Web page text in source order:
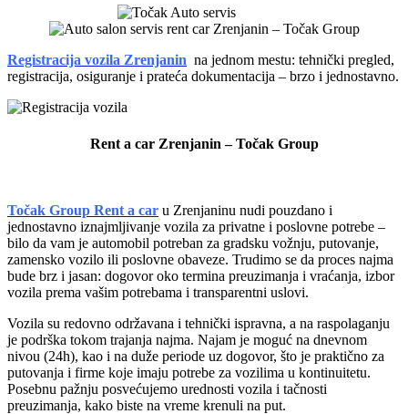
Registracija vozila Zrenjanin na jednom mestu: tehnički pregled,
registracija, osiguranje i prateća dokumentacija – brzo i jednostavno.
Rent a car Zrenjanin – Točak Group
Točak Group Rent a car u Zrenjaninu nudi pouzdano i
jednostavno iznajmljivanje vozila za privatne i poslovne potrebe –
bilo da vam je automobil potreban za gradsku vožnju, putovanje,
zamensko vozilo ili poslovne obaveze. Trudimo se da proces najma
bude brz i jasan: dogovor oko termina preuzimanja i vraćanja, izbor
vozila prema vašim potrebama i transparentni uslovi.
Vozila su redovno održavana i tehnički ispravna, a na raspolaganju
je podrška tokom trajanja najma. Najam je moguć na dnevnom
nivou (24h), kao i na duže periode uz dogovor, što je praktično za
putovanja i firme koje imaju potrebe za vozilima u kontinuitetu.
Posebnu pažnju posvećujemo urednosti vozila i tačnosti
preuzimanja, kako biste na vreme krenuli na put.